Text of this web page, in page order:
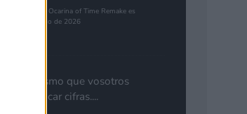
of Zelda: Ocarina of Time Remake es
más esperado de 2026
lo mismo que vosotros
Cuantificar cifras....